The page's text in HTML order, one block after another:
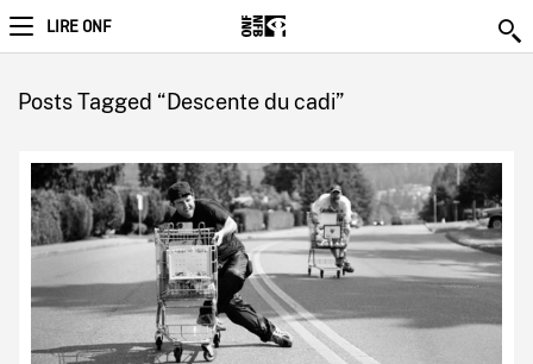
LIRE ONF
Posts Tagged “Descente du cadi”